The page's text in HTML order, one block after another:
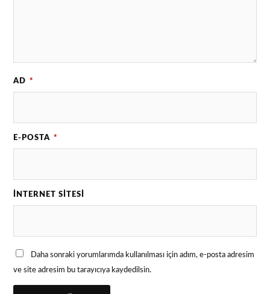
AD *
E-POSTA *
İNTERNET SITESI
Daha sonraki yorumlarımda kullanılması için adım, e-posta adresim
ve site adresim bu tarayıcıya kaydedilsin.